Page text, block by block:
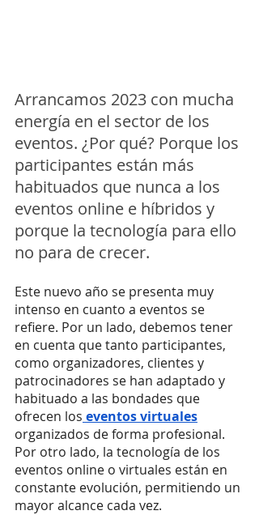
Arrancamos 2023 con mucha
energía en el sector de los
eventos. ¿Por qué? Porque los
participantes están más
habituados que nunca a los
eventos online e híbridos y
porque la tecnología para ello
no para de crecer.
Este nuevo año se presenta muy
intenso en cuanto a eventos se
refiere. Por un lado, debemos tener
en cuenta que tanto participantes,
como organizadores, clientes y
patrocinadores se han adaptado y
habituado a las bondades que
ofrecen los eventos virtuales
organizados de forma profesional.
Por otro lado, la tecnología de los
eventos online o virtuales están en
constante evolución, permitiendo un
mayor alcance cada vez.